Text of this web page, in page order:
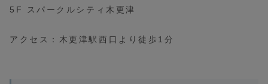
5F スパークルシティ木更津
アクセス：木更津駅西口より徒歩1分